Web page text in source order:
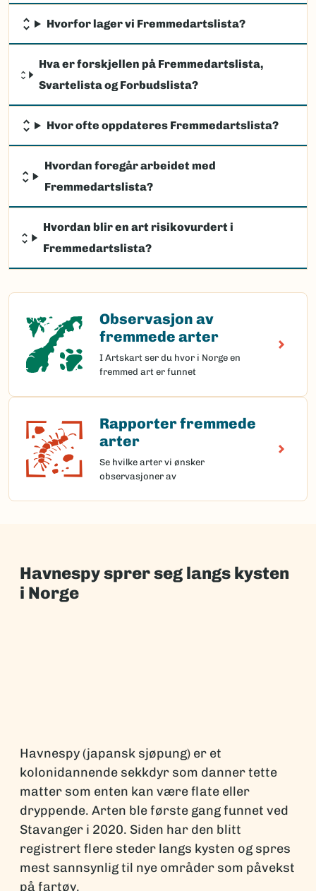
Hvorfor lager vi Fremmedartslista?
Hva er forskjellen på Fremmedartslista,
Svartelista og Forbudslista?
Hvor ofte oppdateres Fremmedartslista?
Hvordan foregår arbeidet med
Fremmedartslista?
Hvordan blir en art risikovurdert i
Fremmedartslista?
Observasjon av
fremmede arter
I Artskart ser du hvor i Norge en
fremmed art er funnet
Observasjon av fremmede arter
Rapporter fremmede
arter
Se hvilke arter vi ønsker
observasjoner av
Rapporter fremmede arter
Havnespy sprer seg langs kysten
i Norge
Havnespy (japansk sjøpung) er et
kolonidannende sekkdyr som danner tette
matter som enten kan være flate eller
dryppende. Arten ble første gang funnet ved
Stavanger i 2020. Siden har den blitt
registrert flere steder langs kysten og spres
mest sannsynlig til nye områder som påvekst
på fartøy.